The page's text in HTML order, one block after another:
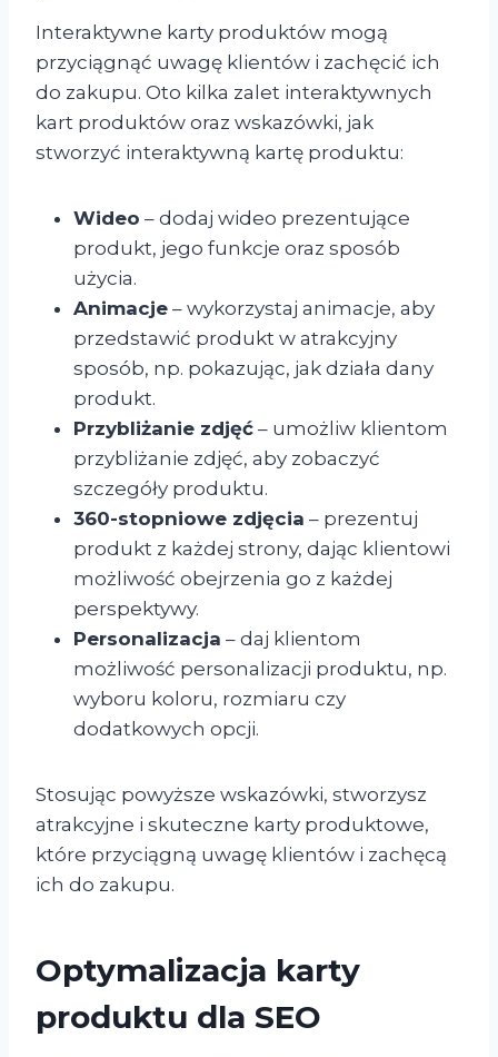
Interaktywne karty produktów mogą
przyciągnąć uwagę klientów i zachęcić ich
do zakupu. Oto kilka zalet interaktywnych
kart produktów oraz wskazówki, jak
stworzyć interaktywną kartę produktu:
Wideo – dodaj wideo prezentujące
produkt, jego funkcje oraz sposób
użycia.
Animacje – wykorzystaj animacje, aby
przedstawić produkt w atrakcyjny
sposób, np. pokazując, jak działa dany
produkt.
Przybliżanie zdjęć – umożliw klientom
przybliżanie zdjęć, aby zobaczyć
szczegóły produktu.
360-stopniowe zdjęcia – prezentuj
produkt z każdej strony, dając klientowi
możliwość obejrzenia go z każdej
perspektywy.
Personalizacja – daj klientom
możliwość personalizacji produktu, np.
wyboru koloru, rozmiaru czy
dodatkowych opcji.
Stosując powyższe wskazówki, stworzysz
atrakcyjne i skuteczne karty produktowe,
które przyciągną uwagę klientów i zachęcą
ich do zakupu.
Optymalizacja karty
produktu dla SEO